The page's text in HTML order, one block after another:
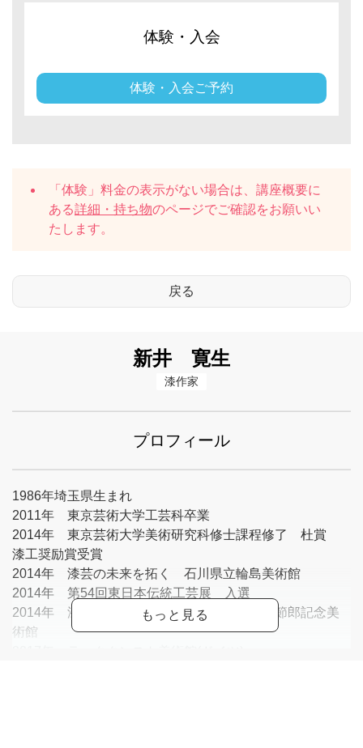
体験・入会
体験・入会ご予約
「体験」料金の表示がない場合は、講座概要に
ある詳細・持ち物のページでご確認をお願いい
たします。
新井 寛生
漆作家
プロフィール
1986年埼玉県生まれ
2011年 東京芸術大学工芸科卒業
2014年 東京芸術大学美術研究科修士課程修了 杜賞
漆工奨励賞受賞
2014年 漆芸の未来を拓く 石川県立輪島美術館
2014年 第54回東日本伝統工芸展 入選
2014年 漆壁面制作講座 講師 安曇野高橋節郎記念美
術館